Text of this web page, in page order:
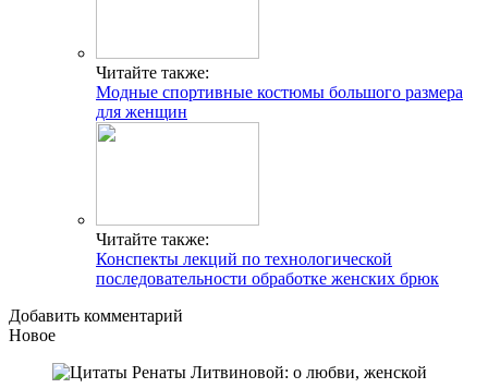
Читайте также:
Модные спортивные костюмы большого размера
для женщин
Читайте также:
Конспекты лекций по технологической
последовательности обработке женских брюк
Добавить комментарий
Новое